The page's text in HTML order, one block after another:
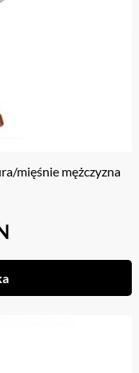
mięśnie mężczyzna